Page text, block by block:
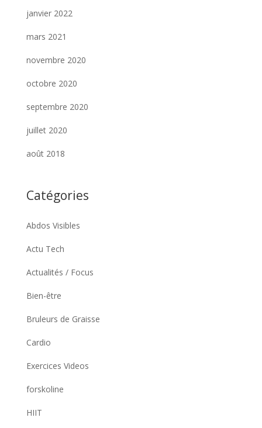
janvier 2022
mars 2021
novembre 2020
octobre 2020
septembre 2020
juillet 2020
août 2018
Catégories
Abdos Visibles
Actu Tech
Actualités / Focus
Bien-être
Bruleurs de Graisse
Cardio
Exercices Videos
forskoline
HIIT